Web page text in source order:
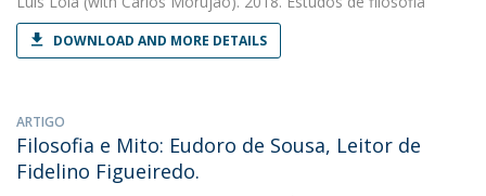
DOWNLOAD AND MORE DETAILS
ARTIGO
Filosofia e Mito: Eudoro de Sousa, Leitor de
Fidelino Figueiredo.